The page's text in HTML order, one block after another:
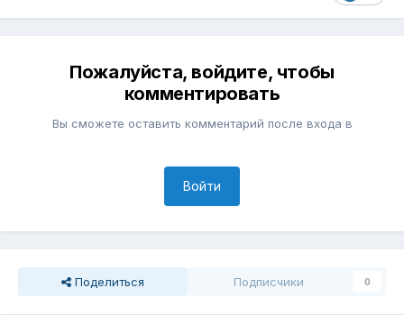
Пожалуйста, войдите, чтобы
комментировать
Вы сможете оставить комментарий после входа в
Войти
Поделиться Подписчики 0